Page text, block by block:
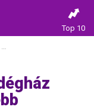
Top 10